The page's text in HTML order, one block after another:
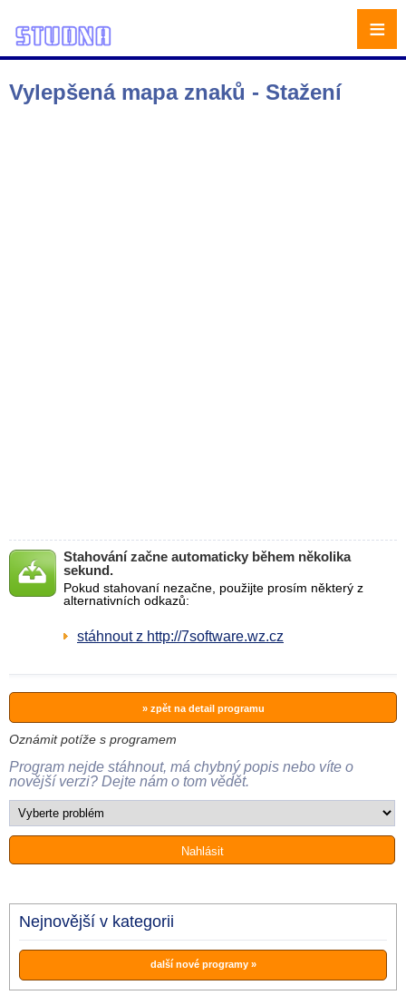
Vylepšená mapa znaků - Stažení
Stahování začne automaticky během několika
sekund.
Pokud stahovaní nezačne, použijte prosím některý z
alternativních odkazů:
stáhnout z http://7software.wz.cz
» zpět na detail programu
Oznámit potíže s programem
Program nejde stáhnout, má chybný popis nebo víte o
novější verzi? Dejte nám o tom vědět.
Nejnovější v kategorii
další nové programy »
≡